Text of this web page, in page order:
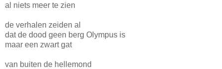
al niets meer te zien
de verhalen zeiden al
dat de dood geen berg Olympus is
maar een zwart gat
van buiten de hellemond